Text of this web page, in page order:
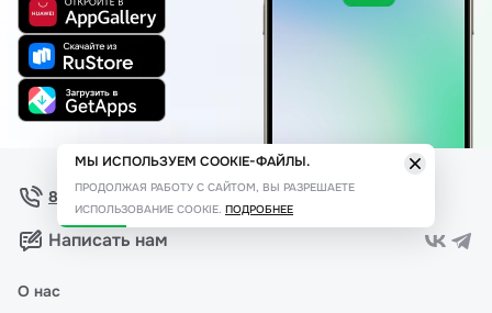
8 (800) 775 11 00
Написать нам
О нас
МЫ ИСПОЛЬЗУЕМ COOKIE-ФАЙЛЫ.
ПРОДОЛЖАЯ РАБОТУ С САЙТОМ, ВЫ РАЗРЕШАЕТЕ
ИСПОЛЬЗОВАНИЕ COOKIE. ПОДРОБНЕЕ